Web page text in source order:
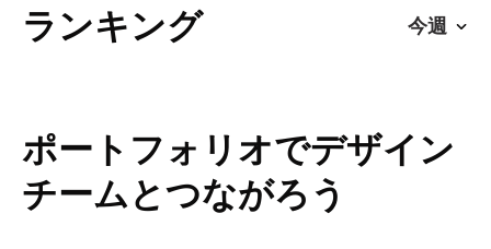
ランキング
ポートフォリオでデザイン
チームとつながろう